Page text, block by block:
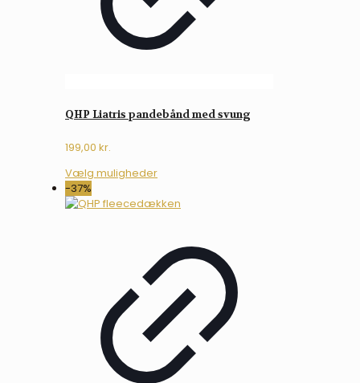
QHP Liatris pandebånd med svung
199,00 kr.
Vælg mulighederDette
har
Mulighederne
kan
vælges
varesiden
-37%